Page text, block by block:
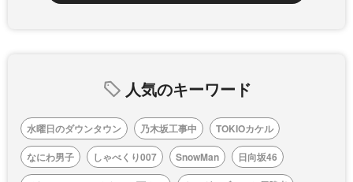
人気のキーワード
水曜日のダウンタウン 乃木坂工事中
TOKIOカケル
なにわ男子
しゃべくり007 SnowMan
日向坂46